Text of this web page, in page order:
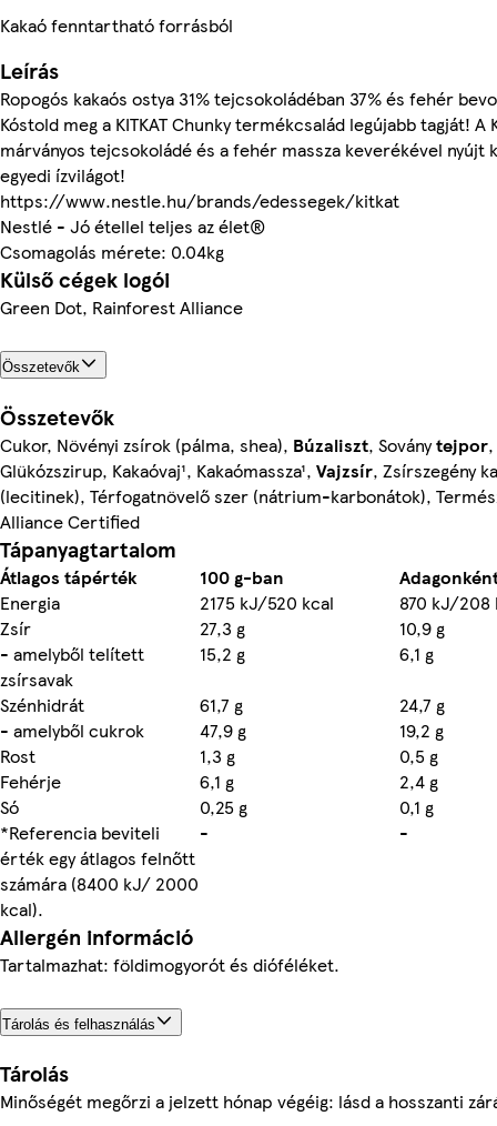
Kakaó fenntartható forrásból
Leírás
Ropogós kakaós ostya 31% tejcsokoládéban 37% és fehér
Kóstold meg a KITKAT Chunky termékcsalád legújabb tagját! A
márványos tejcsokoládé és a fehér massza keverékével nyújt
egyedi ízvilágot!
https://www.nestle.hu/brands/edessegek/kitkat
Nestlé - Jó étellel teljes az élet®
Csomagolás mérete: 0.04kg
Külső cégek logói
Green Dot, Rainforest Alliance
Összetevők
Összetevők
Cukor, Növényi zsírok (pálma, shea), Búzaliszt, Soványtejpor,
Glükózszirup, Kakaóvaj¹, Kakaómassza¹, Vajzsír, Zsírszegény
(lecitinek), Térfogatnövelő szer (nátrium-karbonátok),
Alliance Certified
Tápanyagtartalom
Átlagos tápérték 100 g-ban
Energia
2175 kJ/520 kcal
870 kJ/208
Zsír
27,3 g
10,9 g
- amelyből telített
zsírsavak
15,2 g
6,1 g
Szénhidrát
61,7 g
24,7 g
- amelyből cukrok
47,9 g
19,2 g
Rost
1,3 g
0,5 g
Fehérje
6,1 g
2,4 g
Só
0,25 g
0,1 g
*Referencia beviteli
érték egy átlagos felnőtt
számára (8400 kJ/ 2000
kcal).
- -
Allergén információ
Tartalmazhat: földimogyorót és dióféléket.
Tárolás és felhasználás
Tárolás
Minőségét megőrzi a jelzett hónap végéig: lásd a hosszanti